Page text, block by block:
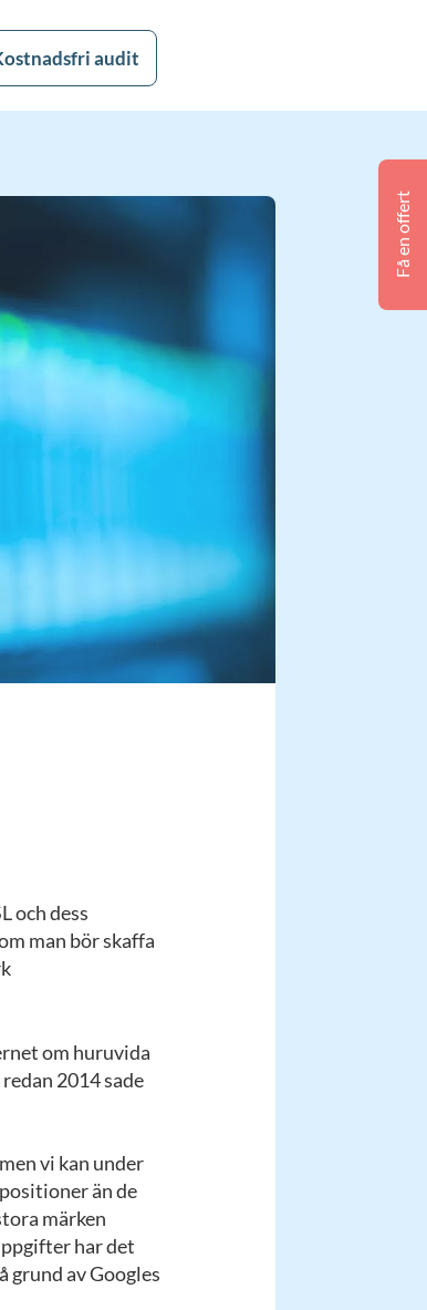
audit
och dess
man bör skaffa
om huruvida
2014 sade
vi kan under
än de
märken
har det
grund av Googles
Få en offert